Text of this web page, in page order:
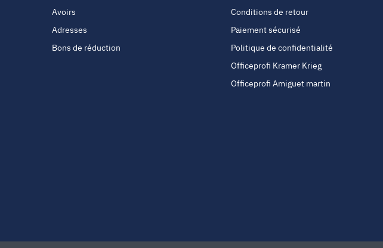
Avoirs
Adresses
Bons de réduction
Conditions de retour
Paiement sécurisé
Politique de confidentialité
Officeprofi Kramer Krieg
Officeprofi Amiguet martin